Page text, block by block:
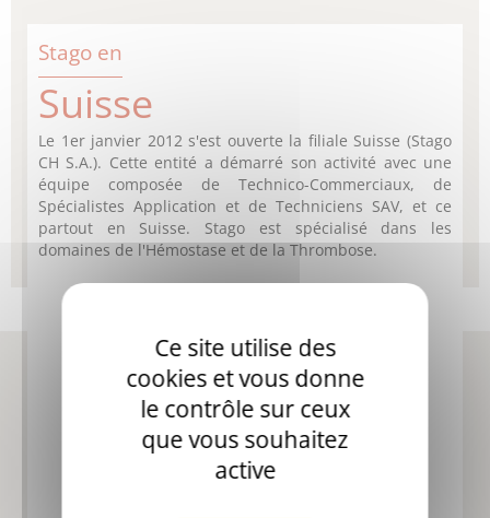
Stago en
Suisse
Le 1er janvier 2012 s'est ouverte la filiale Suisse (Stago
CH S.A.). Cette entité a démarré son activité avec une
équipe composée de Technico-Commerciaux, de
Spécialistes Application et de Techniciens SAV, et ce
partout en Suisse. Stago est spécialisé dans les
domaines de l'Hémostase et de la Thrombose.
Ce site utilise des
cookies et vous donne
le contrôle sur ceux
que vous souhaitez
active